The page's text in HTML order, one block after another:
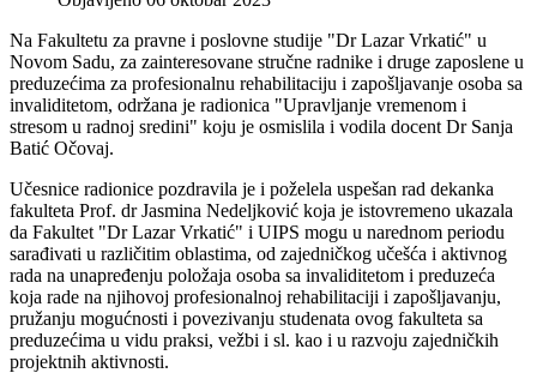
Na Fakultetu za pravne i poslovne studije "Dr Lazar Vrkatić" u
Novom Sadu, za zainteresovane stručne radnike i druge zaposlene u
preduzećima za profesionalnu rehabilitaciju i zapošljavanje osoba sa
invaliditetom, održana je radionica "Upravljanje vremenom i
stresom u radnoj sredini" koju je osmislila i vodila docent Dr Sanja
Batić Očovaj.
Učesnice radionice pozdravila je i poželela uspešan rad dekanka
fakulteta Prof. dr Jasmina Nedeljković koja je istovremeno ukazala
da Fakultet "Dr Lazar Vrkatić" i UIPS mogu u narednom periodu
sarađivati u različitim oblastima, od zajedničkog učešća i aktivnog
rada na unapređenju položaja osoba sa invaliditetom i preduzeća
koja rade na njihovoj profesionalnoj rehabilitaciji i zapošljavanju,
pružanju mogućnosti i povezivanju studenata ovog fakulteta sa
preduzećima u vidu praksi, vežbi i sl. kao i u razvoju zajedničkih
projektnih aktivnosti.